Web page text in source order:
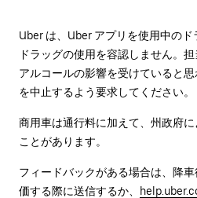
Uber は、Uber アプリを使用中の
ドラッグの使用を容認しません。
アルコールの影響を受けていると
を中止するよう要求してください。
商用車は通行料に加えて、州政府
ことがあります。
フィードバックがある場合は、降
価する際に送信するか、